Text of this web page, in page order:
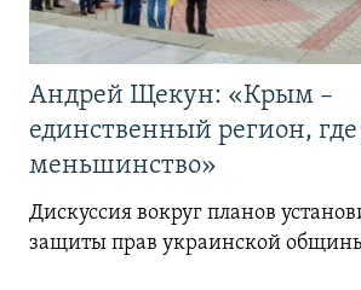
Андрей Щекун: «Крым –
единственный регион,
меньшинство»
Дискуссия вокруг планов
защиты прав украинской